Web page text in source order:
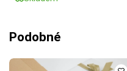
Podobné